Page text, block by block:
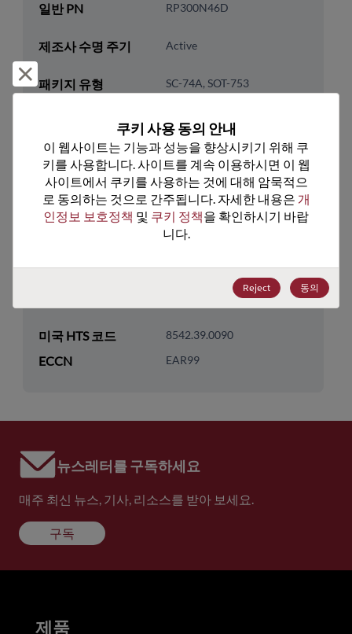
일반 PN RP300N46D
제조사 수명 주기 Active
패키지 유형 SC-74A, SOT-753
Yes
리드프리 Yes
패키지 유형 Tape and Reel
패키지 수량 0
LDOs/Linear Regulators
미국 HTS 코드 8542.39.0090
ECCN EAR99
뉴스레터를 구독하세요
매주 최신 뉴스, 기사, 리소스를 받아 보세요.
구독
쿠키 사용 동의 안내
이 웹사이트는 기능과 성능을 향상시키기 위해 쿠
키를 사용합니다. 사이트를 계속 이용하시면 이 웹
사이트에서 쿠키를 사용하는 것에 대해 암묵적으
로 동의하는 것으로 간주됩니다. 자세한 내용은 개
인정보 보호정책 및 쿠키 정책을 확인하시기 바랍
니다.
Reject 동의
제품